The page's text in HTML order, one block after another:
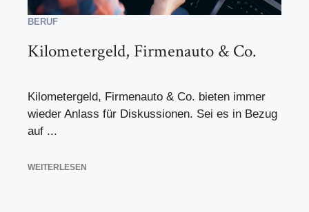
BERUF
Kilometergeld, Firmenauto & Co.
Kilometergeld, Firmenauto & Co. bieten immer
wieder Anlass für Diskussionen. Sei es in Bezug
auf ...
WEITERLESEN